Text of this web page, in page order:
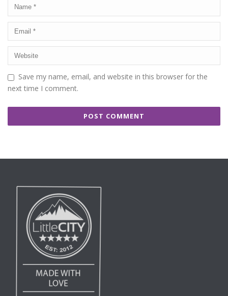
Save my name, email, and website in this browser for the
next time I comment.